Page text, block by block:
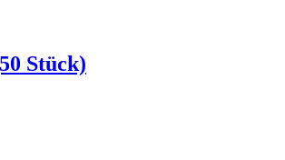
Stück)